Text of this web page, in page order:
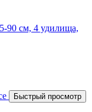
90 см, 4 удилища,
Быстрый просмотр